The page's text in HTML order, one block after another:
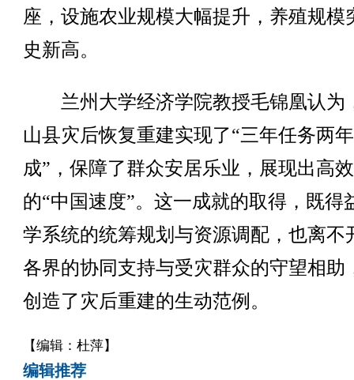
座，设施农业规模大幅提升，养殖规模
史新高。
兰州大学经济学院教授毛锦凰认为
山县灾后恢复重建实现了“三年任务两
成”，保障了群众安居乐业，展现出高
的“中国速度”。这一成就的取得，既得
学系统的统筹规划与资源调配，也离不
各界的协同支持与受灾群众的守望相助
创造了灾后重建的生动范例。
【编辑：杜萍】
编辑推荐